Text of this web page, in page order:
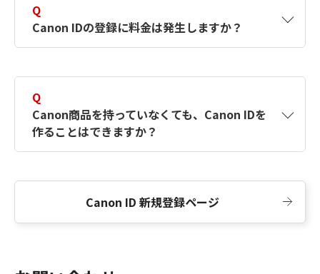
択したサービスから取得します。アカウントを
簡単に作成できるように、この情報を使用して
Canon IDの登録フォームを入力します。
Q
Canon IDの登録に料金は発生しますか？
Q
Canon商品を持っていなくても、Canon IDを
作ることはできますか？
Canon ID 新規登録ページ